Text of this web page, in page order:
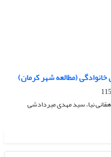
(مطالعه شهر کرمان)
نیا، سید مهدی میردادشی